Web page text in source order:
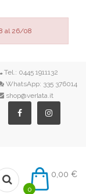
al 26/08
Tel.: 0445 1911132
WhatsApp: 335 376014
shop@verlata.it
0,00 €
0